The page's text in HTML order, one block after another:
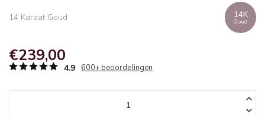
14 Karaat Goud 14K
Goud
€239,00
4.9 600+ beoordelingen